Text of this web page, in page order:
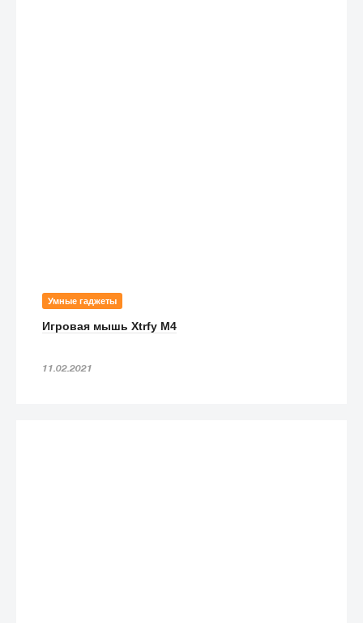
Умные гаджеты
Игровая мышь Xtrfy M4
11.02.2021